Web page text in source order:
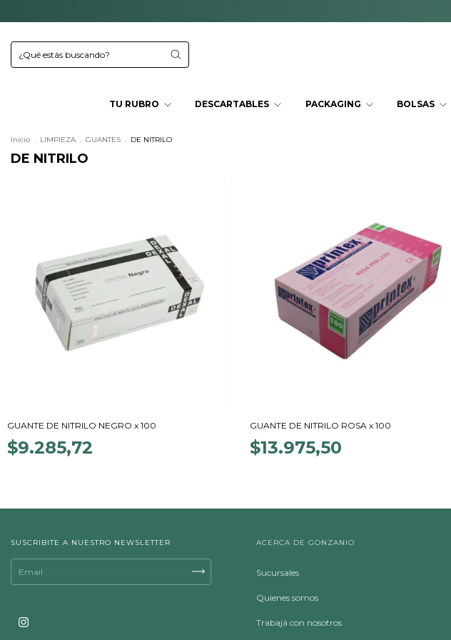
TU RUBRO DESCARTABLES PACKAGING BOLSAS
Inicio . LIMPIEZA . GUANTES . DE NITRILO
DE NITRILO
GUANTE DE NITRILO NEGRO x 100
$9.285,72
GUANTE DE NITRILO ROSA x 100
$13.975,50
SUSCRIBITE A NUESTRO NEWSLETTER ACERCA DE GONZANIO
Sucursales
Quienes somos
Trabajá con nosotros